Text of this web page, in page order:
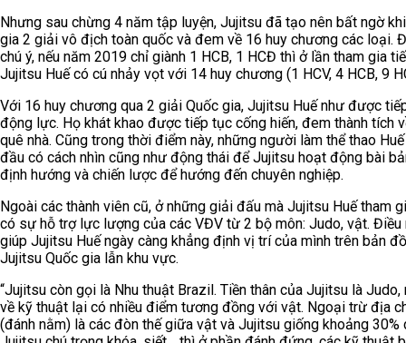
Nhưng sau chừng 4 năm tập luyện, Jujitsu đã tạo nên bất ngờ
gia 2 giải vô địch toàn quốc và đem về 16 huy chương các loại.
chú ý, nếu năm 2019 chỉ giành 1 HCB, 1 HCĐ thì ở lần tham gia
Jujitsu Huế có cú nhảy vọt với 14 huy chương (1 HCV, 4 HCB, 9
Với 16 huy chương qua 2 giải Quốc gia, Jujitsu Huế như được
động lực. Họ khát khao được tiếp tục cống hiến, đem thành tích
quê nhà. Cũng trong thời điểm này, những người làm thể thao
đầu có cách nhìn cũng như động thái để Jujitsu hoạt động bài
định hướng và chiến lược để hướng đến chuyên nghiệp.
Ngoài các thành viên cũ, ở những giải đấu mà Jujitsu Huế tham
có sự hỗ trợ lực lượng của các VĐV từ 2 bộ môn: Judo, vật. Điều
giúp Jujitsu Huế ngày càng khẳng định vị trí của mình trên bản đồ
Jujitsu Quốc gia lẫn khu vực.
“Jujitsu còn gọi là Nhu thuật Brazil. Tiền thân của Jujitsu là Judo,
về kỹ thuật lại có nhiều điểm tương đồng với vật. Ngoại trừ địa
(đánh nằm) là các đòn thế giữa vật và Jujitsu giống khoảng 30%